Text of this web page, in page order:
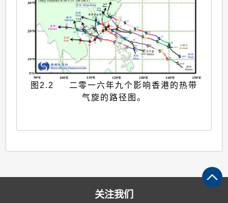
图2.2 二零一六年九个影响香港的热带
气旋的路径图。
关注我们